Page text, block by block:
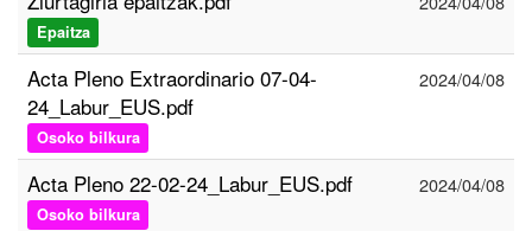
Epaitza
Acta Pleno Extraordinario 07-04-
24_Labur_EUS.pdf
Osoko bilkura
2024/04/08
Acta Pleno 22-02-24_Labur_EUS.pdf
Osoko bilkura
2024/04/08